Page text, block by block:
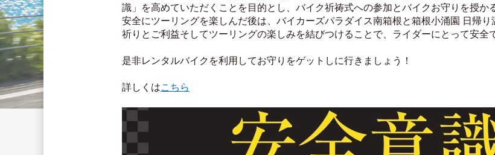
識」を高めていただくことを目的とし、バイク祈祷式への参加とバイクお守りを授か
安全にツーリングを楽しんだ後は、バイカーズパラダイス南箱根と箱根小涌園 日帰り
祈りとご利益そしてツーリングの楽しみを結びつけることで、ライダーにとって安全
是非レンタルバイクを利用してお守りをゲットしに行きましょう！
詳しくはこちら